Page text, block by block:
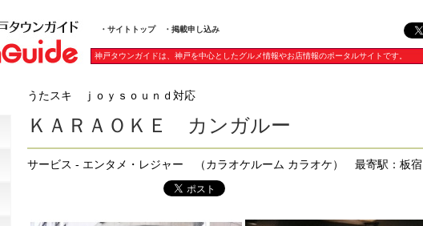
・サイトトップ ・掲載申し込み
神戸タウンガイドは、神戸を中心としたグルメ情報やお店情報のポータルサイトです。
うたスキ ｊｏｙｓｏｕｎｄ対応
ＫＡＲＡＯＫＥ カンガルー
サービス - エンタメ・レジャー （カラオケルーム カラオケ） 最寄駅：板宿